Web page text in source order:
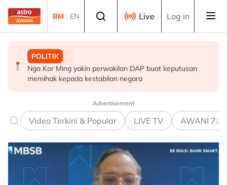
Skip to main content
BM | EN Live Log in
POLITIK
Nga Kor Ming yakin perwakilan DAP buat keputusan
memihak kepada kestabilan negara
BISNES
Belanjawan 2027: PM Anwar bakal beri 'durian runtuh'
hasil ekonomi kukuh, anti-sakau - Penganalisis
MALAYSIA
JPJ Kelantan bongkar pelbagai kesalahan institut
memandu
Advertisement
Video Terkini & Popular LIVE TV AWANI